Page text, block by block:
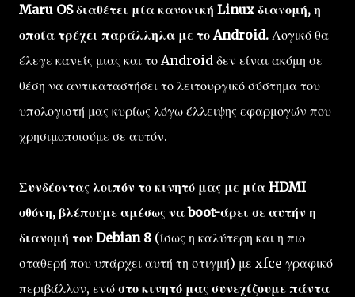
Maru OS διαθέτει μία κανονική Linux διανομή, η
οποία τρέχει παράλληλα με το Android. Λογικό θα
έλεγε κανείς μιας και το Android δεν είναι ακόμη σε
θέση να αντικαταστήσει το λειτουργικό σύστημα του
υπολογιστή μας κυρίως λόγω έλλειψης εφαρμογών που
χρησιμοποιούμε σε αυτόν.
Συνδέοντας λοιπόν το κινητό μας με μία HDMI
οθόνη, βλέπουμε αμέσως να boot-άρει σε αυτήν η
διανομή του Debian 8 (ίσως η καλύτερη και η πιο
σταθερή που υπάρχει αυτή τη στιγμή) με xfce γραφικό
περιβάλλον, ενώ στο κινητό μας συνεχίζουμε πάντα